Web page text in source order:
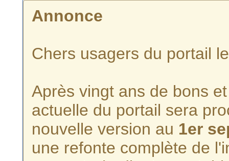
Annonce
Chers usagers du portail
Après vingt ans de bons
actuelle du portail sera
nouvelle version au 1er
une refonte complète de